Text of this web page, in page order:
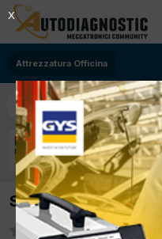
Attrezzatura Officina
SPOSTATO:
X